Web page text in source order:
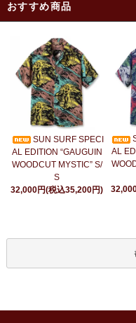
おすすめ商品
SUN SURF SPECI
AL EDITION “GAUGUIN
WOODCUT MYSTIC” S/
S
32,000円(税込35,200円)
AL